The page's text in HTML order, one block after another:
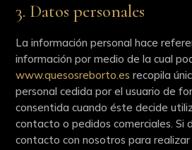
3. Datos personales
La información personal hace
información por medio de la cual
www.quesosreborto.es recopila
personal cedida por el usuario de
consentida cuando éste decide
contacto o pedidos comerciales. Si
contacto con nosotros para realizar